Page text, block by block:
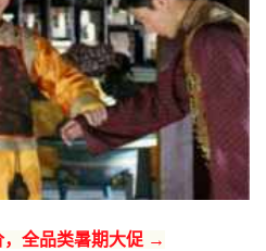
，全品类暑期大促 →